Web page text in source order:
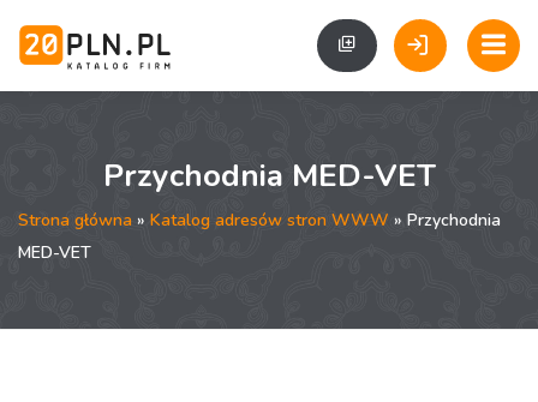
Przychodnia MED-VET
Strona główna » Katalog adresów stron WWW » Przychodnia
MED-VET